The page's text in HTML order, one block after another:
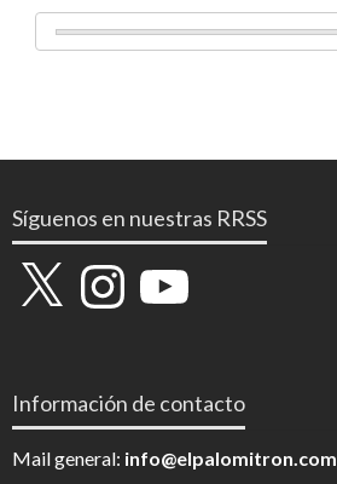
Síguenos en nuestras RRSS
X InstagramYouTube
Información de contacto
Mail general: info@elpalomitron.com